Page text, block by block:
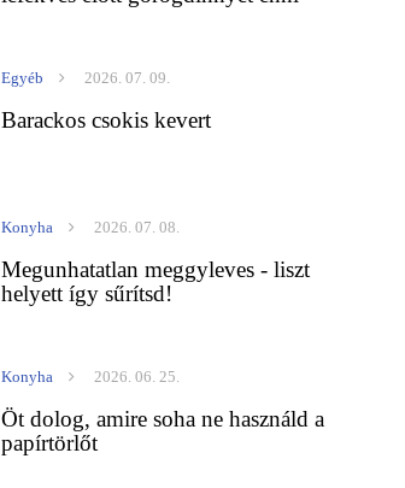
Egyéb 2026. 07. 09.
Barackos csokis kevert
Konyha 2026. 07. 08.
Megunhatatlan meggyleves - liszt
helyett így sűrítsd!
Konyha 2026. 06. 25.
Öt dolog, amire soha ne használd a
papírtörlőt